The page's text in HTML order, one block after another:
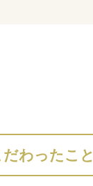
わったこと